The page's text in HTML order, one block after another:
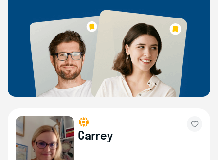
Carrey